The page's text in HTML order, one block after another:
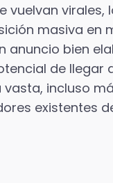
vuelvan virales,
masiva en
anuncio bien
de llegar
vasta, incluso
existentes